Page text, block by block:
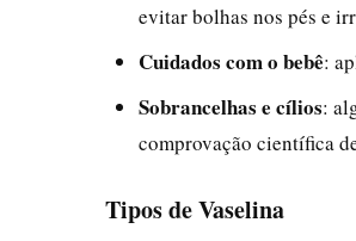
evitar bolhas nos pés e
Cuidados com o bebê:
Sobrancelhas e cílios:
comprovação científica
Tipos de Vaselina